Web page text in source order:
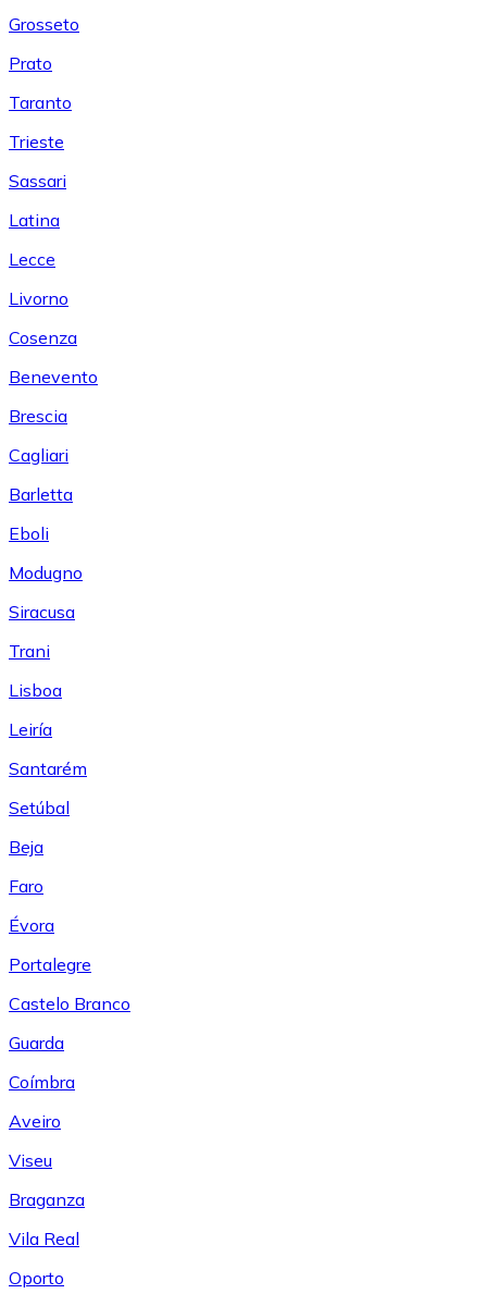
Grosseto
Prato
Taranto
Trieste
Sassari
Latina
Lecce
Livorno
Cosenza
Benevento
Brescia
Cagliari
Barletta
Eboli
Modugno
Siracusa
Trani
Lisboa
Leiría
Santarém
Setúbal
Beja
Faro
Évora
Portalegre
Castelo Branco
Guarda
Coímbra
Aveiro
Viseu
Braganza
Vila Real
Oporto